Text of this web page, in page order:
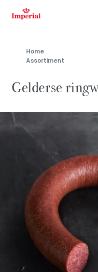
Home
Assortiment
Gelderse